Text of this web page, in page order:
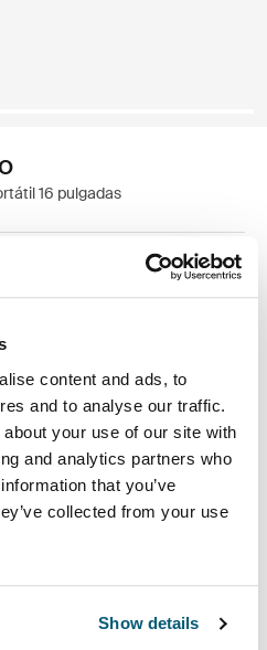
content and ads, to
and to analyse our traffic.
your use of our site with
and analytics partners who
that you’ve
collected from your use
Show details
16 pulgadas
pulgadas
portátil Invigo de
con materiales reciclados,